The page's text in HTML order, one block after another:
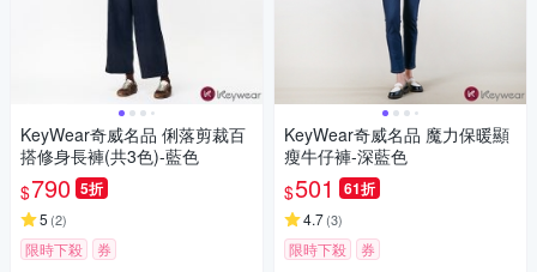
KeyWear奇威名品 俐落剪裁百
搭修身長褲(共3色)-藍色
$790 5折
5 (2)
限時下殺 券
KeyWear奇威名品 魔力保暖顯
瘦牛仔褲-深藍色
$501 61折
4.7(3)
限時下殺 券